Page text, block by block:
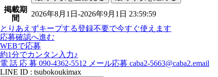
掲載期
間
2026年8月1日-2026年9月1日 23:59:59
とりあえずキープする登録不要で今すぐ使えます
応募確認へ進む
WEBで応募
約1分でカンタン入力♪
電 話 応 募 090-4362-5512 メール応募 caba2-5663@caba2.email
LINE ID : tsubokoukimax